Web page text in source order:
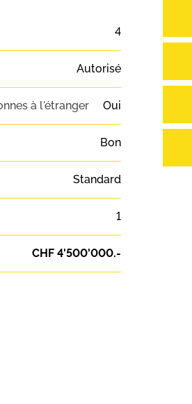
4
Autorisé
à l'étranger Oui
Bon
Standard
1
CHF 4'500'000.-